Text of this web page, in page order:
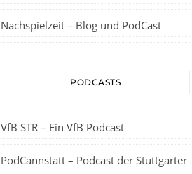
Nachspielzeit – Blog und PodCast
PODCASTS
VfB STR – Ein VfB Podcast
PodCannstatt – Podcast der Stuttgarter